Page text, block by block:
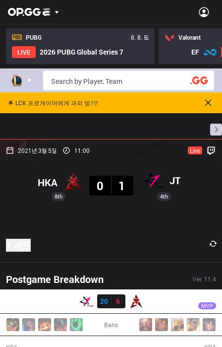
PUBG
8. 8. 토
LIVE
2026 PUBG Global Series 7
Valorant
EF
🌟 LCK 프로게이머에게 과외 받기!
프로빌
2021년 3월 5일 11:00 Live
8th
HKA
0
1 JT
4th
Postgame Breakdown Ver. 11.4
20
6 MVP
Bans